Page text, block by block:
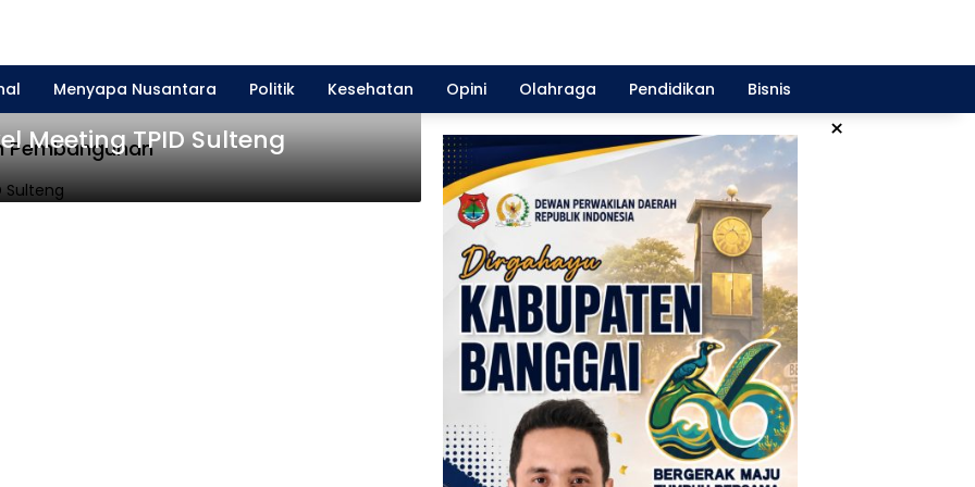
Menyapa Nusantara Politik Kesehatan Opini Olahraga Pendidikan Bisnis
×
Pembangunan
Meeting TPID Sulteng